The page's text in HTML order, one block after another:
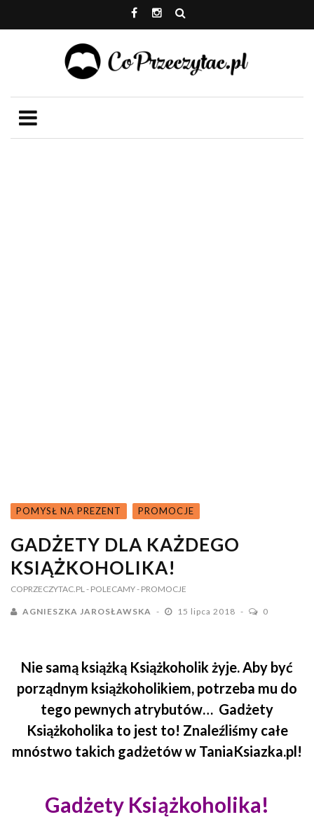
POMYSŁ NA PREZENT PROMOCJE
GADŻETY DLA KAŻDEGO
KSIĄŻKOHOLIKA!
COPRZECZYTAC.PL - POLECAMY- PROMOCJE
AGNIESZKA JAROSŁAWSKA 15 lipca 2018 0
Nie samą książką Książkoholik żyje. Aby być
porządnym książkoholikiem, potrzeba mu do
tego pewnych atrybutów… Gadżety
Książkoholika to jest to! Znaleźliśmy całe
mnóstwo takich gadżetów w TaniaKsiazka.pl!
Gadżety Książkoholika!